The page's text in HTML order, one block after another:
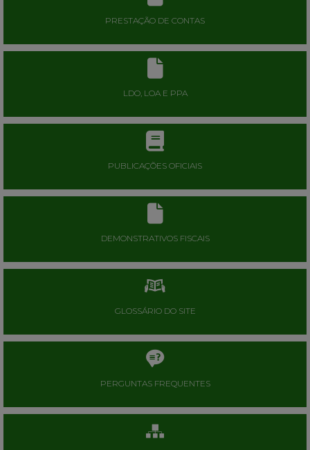
PRESTAÇÃO DE CONTAS
LDO, LOA E PPA
PUBLICAÇÕES OFICIAIS
DEMONSTRATIVOS FISCAIS
GLOSSÁRIO DO SITE
PERGUNTAS FREQUENTES